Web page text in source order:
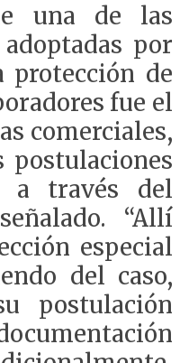
una de las
por
protección de
fue el
comerciales,
a través del
“Allí
especial
del caso,
postulación